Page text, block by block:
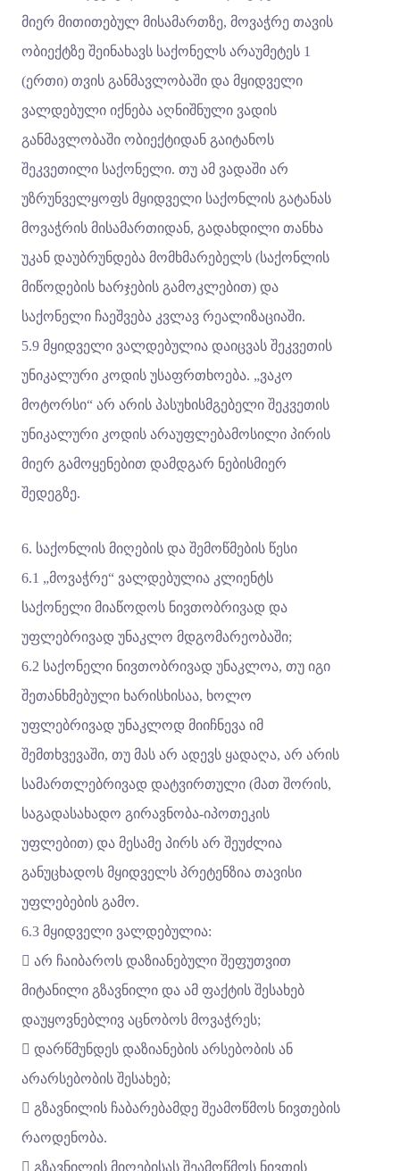
მიერ მითითებულ მისამართზე, მოვაჭრე თავის
ობიექტზე შეინახავს საქონელს არაუმეტეს 1
(ერთი) თვის განმავლობაში და მყიდველი
ვალდებული იქნება აღნიშნული ვადის
განმავლობაში ობიექტიდან გაიტანოს
შეკვეთილი საქონელი. თუ ამ ვადაში არ
უზრუნველყოფს მყიდველი საქონლის გატანას
მოვაჭრის მისამართიდან, გადახდილი თანხა
უკან დაუბრუნდება მომხმარებელს (საქონლის
მიწოდების ხარჯების გამოკლებით) და
საქონელი ჩაეშვება კვლავ რეალიზაციაში.
5.9 მყიდველი ვალდებულია დაიცვას შეკვეთის
უნიკალური კოდის უსაფრთხოება. „ვაკო
მოტორსი“ არ არის პასუხისმგებელი შეკვეთის
უნიკალური კოდის არაუფლებამოსილი პირის
მიერ გამოყენებით დამდგარ ნებისმიერ
შედეგზე.
6. საქონლის მიღების და შემოწმების წესი
6.1 „მოვაჭრე“ ვალდებულია კლიენტს
საქონელი მიაწოდოს ნივთობრივად და
უფლებრივად უნაკლო მდგომარეობაში;
6.2 საქონელი ნივთობრივად უნაკლოა, თუ იგი
შეთანხმებული ხარისხისაა, ხოლო
უფლებრივად უნაკლოდ მიიჩნევა იმ
შემთხვევაში, თუ მას არ ადევს ყადაღა, არ არის
სამართლებრივად დატვირთული (მათ შორის,
საგადასახადო გირავნობა-იპოთეკის
უფლებით) და მესამე პირს არ შეუძლია
განუცხადოს მყიდველს პრეტენზია თავისი
უფლებების გამო.
6.3 მყიდველი ვალდებულია:
 არ ჩაიბაროს დაზიანებული შეფუთვით
მიტანილი გზავნილი და ამ ფაქტის შესახებ
დაუყოვნებლივ აცნობოს მოვაჭრეს;
 დარწმუნდეს დაზიანების არსებობის ან
არარსებობის შესახებ;
 გზავნილის ჩაბარებამდე შეამოწმოს ნივთების
რაოდენობა.
 გზავნილის მიღებისას შეამოწმოს ნივთის